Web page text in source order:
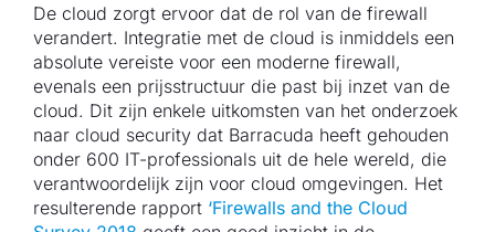
De cloud zorgt ervoor dat de rol van de firewall
verandert. Integratie met de cloud is inmiddels een
absolute vereiste voor een moderne firewall,
evenals een prijsstructuur die past bij inzet van de
cloud. Dit zijn enkele uitkomsten van het onderzoek
naar cloud security dat Barracuda heeft gehouden
onder 600 IT-professionals uit de hele wereld, die
verantwoordelijk zijn voor cloud omgevingen. Het
resulterende rapport ‘Firewalls and the Cloud